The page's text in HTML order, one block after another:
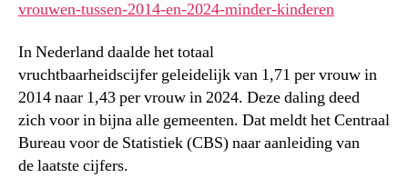
vrouwen-tussen-2014-en-2024-minder-kinderen
In Nederland daalde het totaal
vruchtbaarheidscijfer geleidelijk van 1,71 per vrouw in
2014 naar 1,43 per vrouw in 2024. Deze daling deed
zich voor in bijna alle gemeenten. Dat meldt het Centraal
Bureau voor de Statistiek (CBS) naar aanleiding van
de laatste cijfers.